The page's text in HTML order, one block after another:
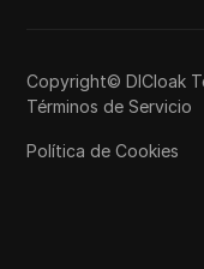
Copyright© DICloak
Términos de Servicio
Política de Cookies